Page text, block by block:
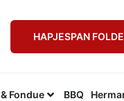
HAPJESPAN
Fondue BBQ